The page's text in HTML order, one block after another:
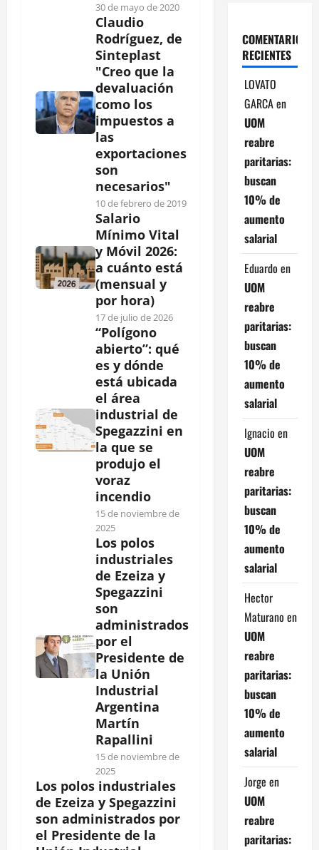
30 de mayo de 2020
Claudio
Rodríguez, de
Sinteplast
"Creo que la
devaluación
como los
impuestos a
las
exportaciones
son
necesarios"
10 de febrero de 2019
Salario
Mínimo Vital
y Móvil 2026:
a cuánto está
(mensual y
por hora)
17 de julio de 2026
“Polígono
abierto”: qué
es y dónde
está ubicada
el área
industrial de
Spegazzini en
la que se
produjo el
voraz
incendio
15 de noviembre de
2025
Los polos
industriales
de Ezeiza y
Spegazzini
son
administrados
por el
Presidente de
la Unión
Industrial
Argentina
Martín
Rapallini
15 de noviembre de
2025
Los polos industriales
de Ezeiza y Spegazzini
son administrados por
el Presidente de la
COMENTARIOS
RECIENTES
LOVATO
GARCAen
UOM
reabre
paritarias:
buscan
10% de
aumento
salarial
Eduardo en
UOM
reabre
paritarias:
buscan
10% de
aumento
salarial
Ignacio en
UOM
reabre
paritarias:
buscan
10% de
aumento
salarial
Hector
Maturano en
UOM
reabre
paritarias:
buscan
10% de
aumento
salarial
Jorge en
UOM
reabre
paritarias: